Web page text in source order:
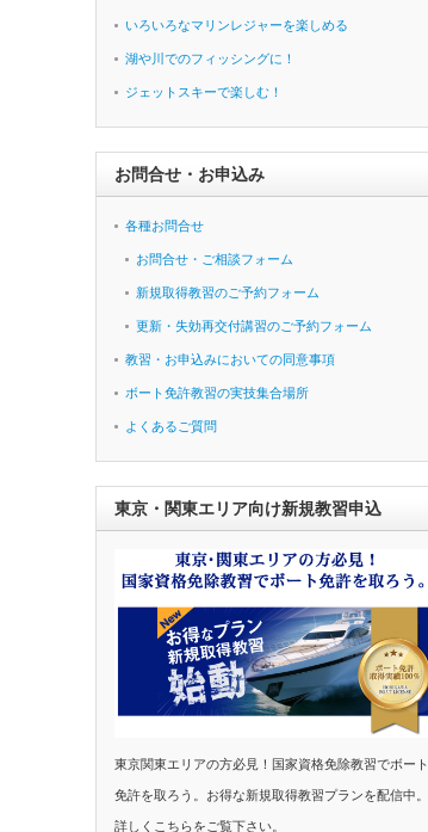
いろいろなマリンレジャーを楽しめる
湖や川でのフィッシングに！
ジェットスキーで楽しむ！
お問合せ・お申込み
各種お問合せ
お問合せ・ご相談フォーム
新規取得教習のご予約フォーム
更新・失効再交付講習のご予約フォーム
教習・お申込みにおいての同意事項
ボート免許教習の実技集合場所
よくあるご質問
東京・関東エリア向け新規教習申込
東京関東エリアの方必見！国家資格免除教習でボート
免許を取ろう。お得な新規取得教習プランを配信中。
詳しくこちらをご覧下さい。